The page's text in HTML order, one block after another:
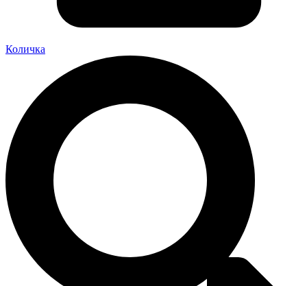
Количка